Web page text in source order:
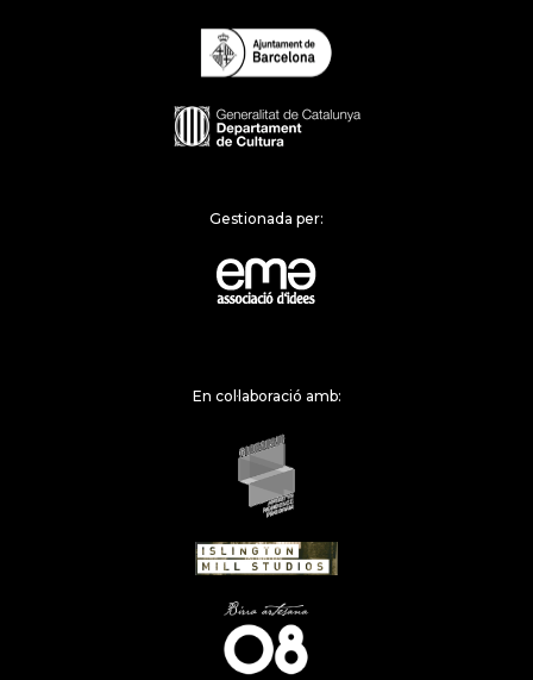
Gestionada per:
En col·laboració amb: